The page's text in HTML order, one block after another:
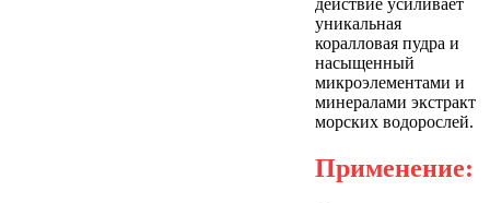
действие усиливает
уникальная
коралловая пудра и
насыщенный
микроэлементами и
минералами экстракт
морских водорослей.
Применение: